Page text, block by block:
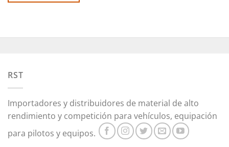
RST
Importadores y distribuidores de material de alto
rendimiento y competición para vehículos, equipación
para pilotos y equipos.